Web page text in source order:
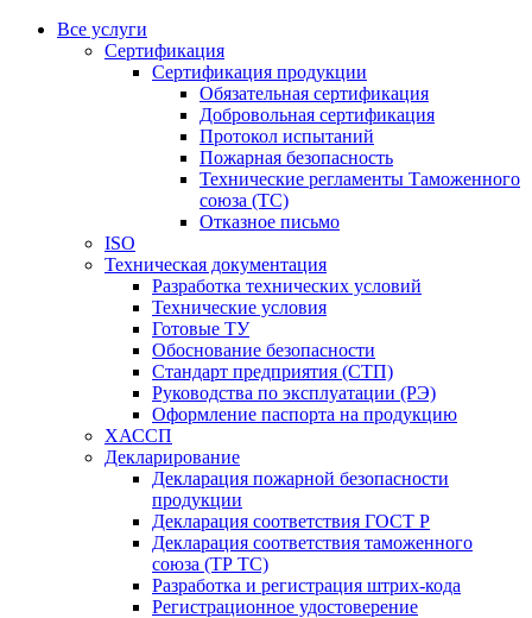
Все услуги
Сертификация
Сертификация продукции
Обязательная сертификация
Добровольная сертификация
Протокол испытаний
Пожарная безопасность
Технические регламенты Таможенного
союза (ТС)
Отказное письмо
ISO
Техническая документация
Разработка технических условий
Технические условия
Готовые ТУ
Обоснование безопасности
Стандарт предприятия (СТП)
Руководства по эксплуатации (РЭ)
Оформление паспорта на продукцию
ХАССП
Декларирование
Декларация пожарной безопасности
продукции
Декларация соответствия ГОСТ Р
Декларация соответствия таможенного
союза (ТР ТС)
Разработка и регистрация штрих-кода
Регистрационное удостоверение